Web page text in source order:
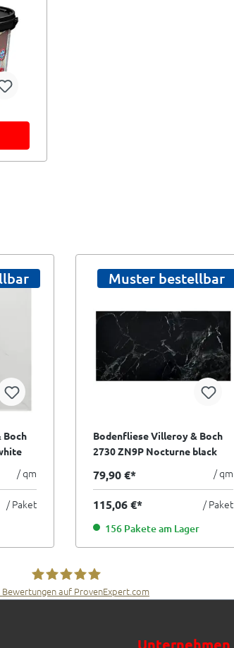
Boch
/ qm
/ Paket
Muster bestellbar
Bodenfliese Villeroy & Boch
2730 ZN9P Nocturne black
79,90 €* / qm
115,06 €* / Paket
156 Pakete am Lager
Bewertungen auf ProvenExpert.com
Unternehmen